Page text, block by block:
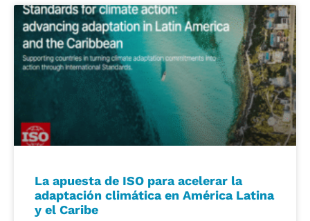
La apuesta de ISO para acelerar la
adaptación climática en América Latina
y el Caribe